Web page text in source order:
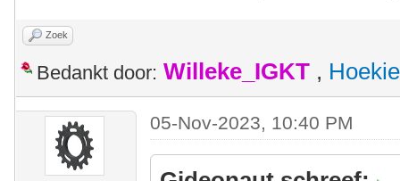
Zoek
Bedankt door: Willeke_IGKT , Hoekie
05-Nov-2023, 10:40 PM